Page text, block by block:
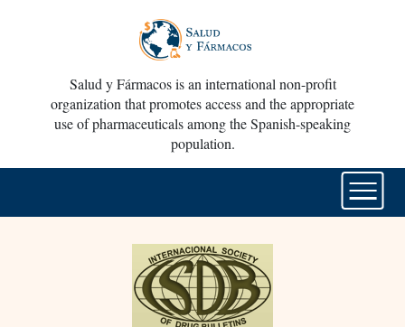
Salud y Fármacos is an international non-profit
organization that promotes access and the appropriate
use of pharmaceuticals among the Spanish-speaking
population.